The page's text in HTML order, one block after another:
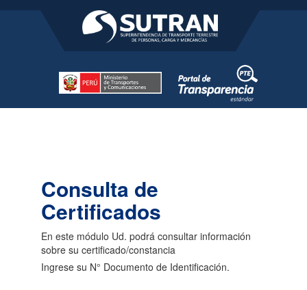
Consulta de
Certificados
En este módulo Ud. podrá consultar información
sobre su certificado/constancia
Ingrese su N° Documento de Identificación.